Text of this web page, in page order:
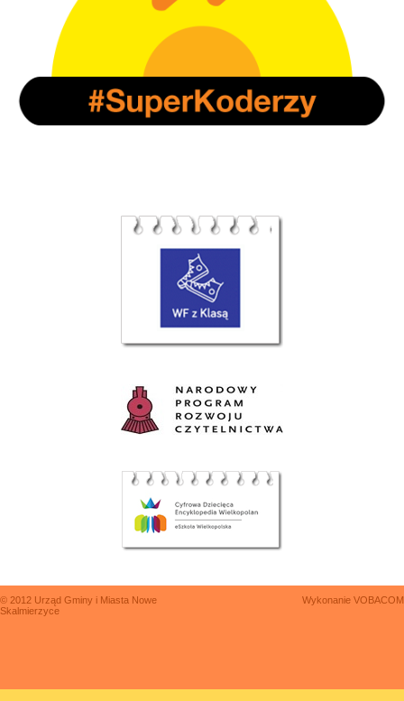
© 2012 Urząd Gminy i Miasta Nowe
Skalmierzyce
Wykonanie VOBACOM